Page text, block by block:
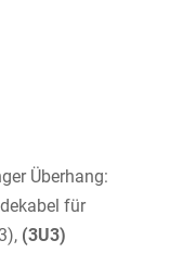
Überhang:
für
(3U3)